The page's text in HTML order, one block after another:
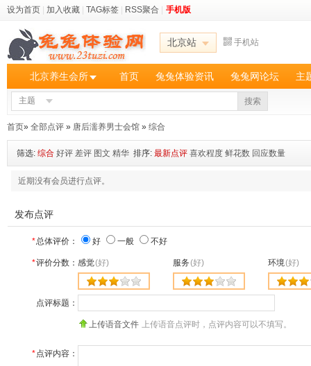
设为首页 加入收藏 TAG标签 RSS聚合 手机版
北京站 手机站
北京养生会所 首页 兔兔体验资讯 兔兔网论坛 主
主题 搜索
首页» 全部点评 » 唐后濡养男士会馆 » 综合
筛选: 综合 好评 差评 图文 精华 排序: 最新点评 喜欢程度 鲜花数 回应数量
近期没有会员进行点评。
发布点评
*总体评价： 好 一般 不好
*评价分数： 感觉(好) 服务(好) 环境(好)
点评标题：
上传语音文件 上传语音点评时，点评内容可以不填写。
*点评内容：